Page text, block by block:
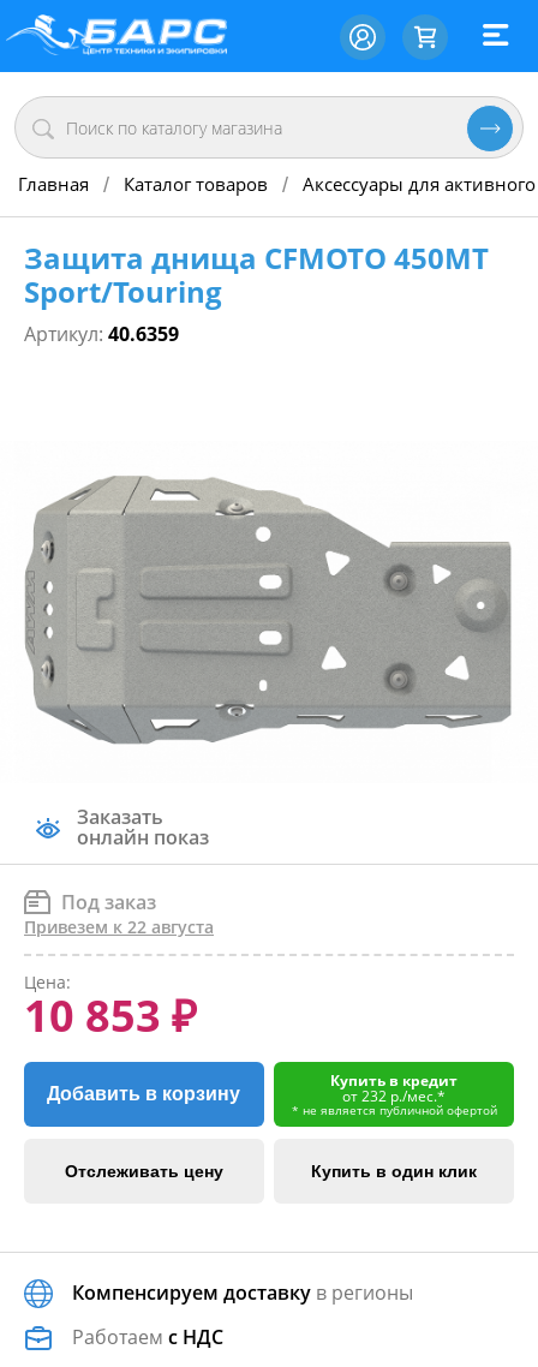
Главная / Каталог товаров / Аксессуары для
Защита днища СFMOTO 450MT
Sport/Touring
Артикул: 40.6359
Заказать
онлайн показ
Под заказ
Привезем к 22 августа
Цена:
10 853 ₽
Добавить в корзину
Купить в кредит
от 232 р./мес.*
* не является публичной офертой
Отслеживать цену Купить в один клик
Компенсируем доставку в регионы
Работаем с НДС